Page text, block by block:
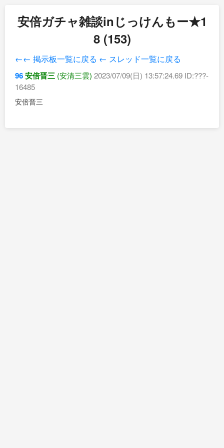
安倍ガチャ雑談inじっけんもー★1
8 (153)
←← 掲示板一覧に戻る ← スレッド一覧に戻る
96安倍晋三 (安清三雲) 2023/07/09(日) 13:57:24.69 ID:???-
16485
安倍晋三